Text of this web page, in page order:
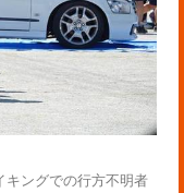
キングでの行方不明者